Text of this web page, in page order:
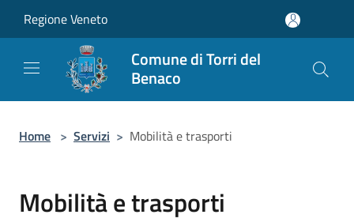
Regione Veneto
Comune di Torri del
Benaco
Home > Servizi > Mobilità e trasporti
Mobilità e trasporti